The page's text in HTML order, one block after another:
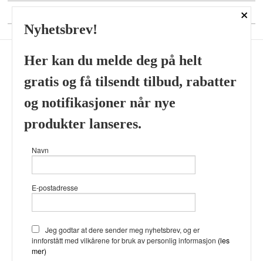
DIN KONTO
Frakt Kjøpsbetingelser
Sikkerhet og personvern
Nyhetsbrev
Viking’s Perfume House & Beard Co Fløenbakken 43 A 5009
Bergen Tlf.41696407- Foretaksregisteret 933905799
du får en bedre kjøpsopplevelse og
bruker cookies hovedsaklig til å
lagre innloggingsdetaljer og huske
hva du har puttet i handlekurven
din. Fortsett å bruke siden som
×
Nyhetsbrev!
Her kan du melde deg på helt
gratis og få tilsendt tilbud, rabatter
og notifikasjoner når nye
produkter lanseres.
Navn
E-postadresse
Jeg godtar at dere sender meg nyhetsbrev, og er
innforstått med vilkårene for bruk av personlig informasjon (les
mer)